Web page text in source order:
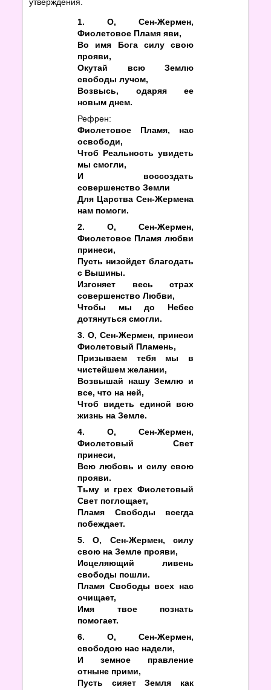
1. О, Сен-Жермен,
Фиолетовое Пламя яви,
Во имя Бога силу свою
прояви,
Окутай всю Землю
свободы лучом,
Возвысь, одаряя ее
новым днем.
Рефрен:
Фиолетовое Пламя, нас
освободи,
Чтоб Реальность увидеть
мы смогли,
И воссоздать
совершенство Земли
Для Царства Сен-Жермена
нам помоги.
2. О, Сен-Жермен,
Фиолетовое Пламя любви
принеси,
Пусть низойдет благодать
с Вышины.
Изгоняет весь страх
совершенство Любви,
Чтобы мы до Небес
дотянуться смогли.
3. О, Сен-Жермен, принеси
Фиолетовый Пламень,
Призываем тебя мы в
чистейшем желании,
Возвышай нашу Землю и
все, что на ней,
Чтоб видеть единой всю
жизнь на Земле.
4. О, Сен-Жермен,
Фиолетовый Свет
принеси,
Всю любовь и силу свою
прояви.
Тьму и грех Фиолетовый
Свет поглощает,
Пламя Свободы всегда
побеждает.
5. О, Сен-Жермен, силу
свою на Земле прояви,
Исцеляющий ливень
свободы пошли.
Пламя Свободы всех нас
очищает,
Имя твое познать
помогает.
6. О, Сен-Жермен,
свободою нас надели,
И земное правление
отныне прими,
Пусть сияет Земля как